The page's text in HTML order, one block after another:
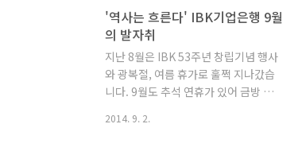
'역사는 흐른다' IBK기업은행 9월
의 발자취
지난 8월은 IBK 53주년 창립기념 행사
와 광복절, 여름 휴가로 훌쩍 지나갔습
니다. 9월도 추석 연휴가 있어 금방 지
업은행의 지난 역사 속 9월에는 어떤
2014. 9. 2.